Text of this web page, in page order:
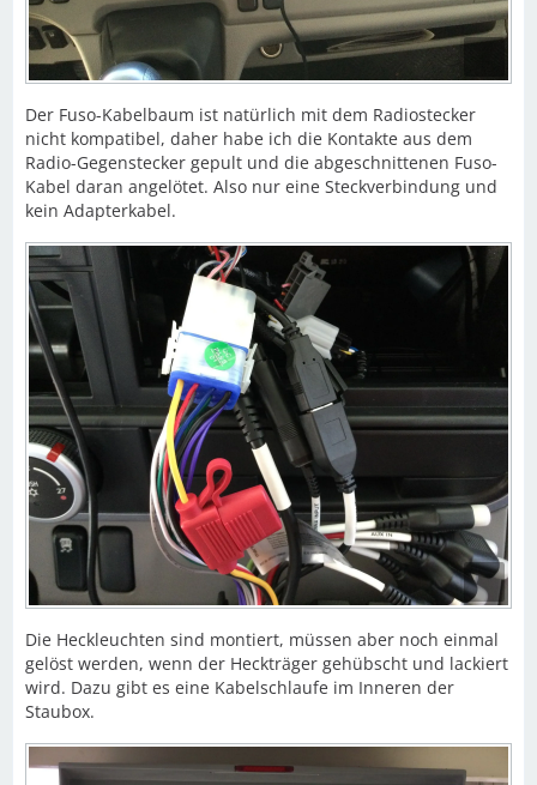
Der Fuso-Kabelbaum ist natürlich mit dem Radiostecker
nicht kompatibel, daher habe ich die Kontakte aus dem
Radio-Gegenstecker gepult und die abgeschnittenen Fuso-
Kabel daran angelötet. Also nur eine Steckverbindung und
kein Adapterkabel.
Die Heckleuchten sind montiert, müssen aber noch einmal
gelöst werden, wenn der Heckträger gehübscht und lackiert
wird. Dazu gibt es eine Kabelschlaufe im Inneren der
Staubox.